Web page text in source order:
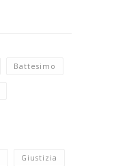
Battesimo
Giustizia